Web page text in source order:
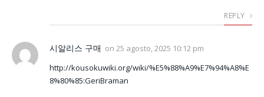
REPLY
시알리스 구매 on 25 agosto, 2025 10:12 pm
http://kousokuwiki.org/wiki/%E5%88%A9%E7%94%A8%E
8%80%85:GeriBraman